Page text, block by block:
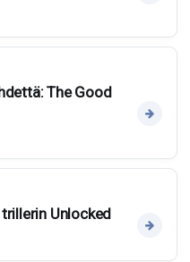
The Good
Unlocked